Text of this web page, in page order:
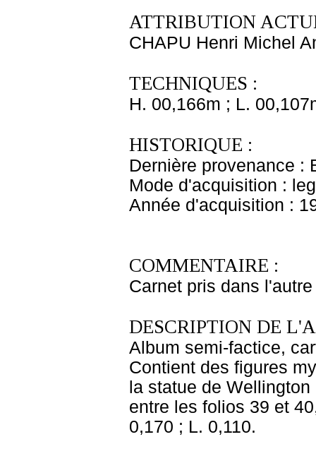
ATTRIBUTION
CHAPU Henri Michel
TECHNIQUES :
H. 00,166m ; L.
HISTORIQUE :
Dernière provenance :
Mode d'acquisition :
Année d'acquisition :
COMMENTAIRE :
Carnet pris dans
DESCRIPTION DE
Album semi-factice,
Contient des figures
la statue de
entre les folios 39 et
0,170 ; L. 0,110.